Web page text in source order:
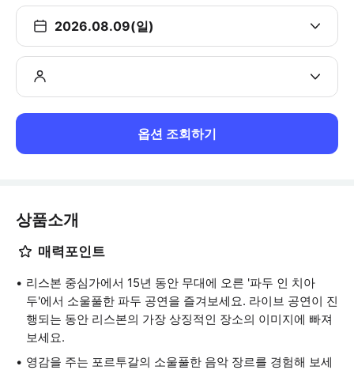
2026.08.09(일)
옵션 조회하기
상품소개
매력포인트
리스본 중심가에서 15년 동안 무대에 오른 '파두 인 치아
두'에서 소울풀한 파두 공연을 즐겨보세요. 라이브 공연이 진
행되는 동안 리스본의 가장 상징적인 장소의 이미지에 빠져
보세요.
영감을 주는 포르투갈의 소울풀한 음악 장르를 경험해 보세